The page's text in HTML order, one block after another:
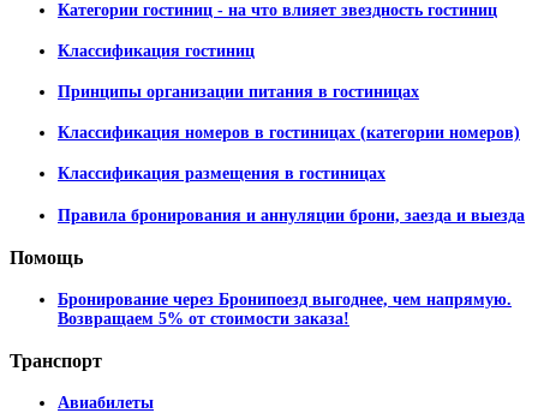
Категории гостиниц - на что влияет звездность гостиниц
Классификация гостиниц
Принципы организации питания в гостиницах
Классификация номеров в гостиницах (категории номеров)
Классификация размещения в гостиницах
Правила бронирования и аннуляции брони, заезда и выезда
Помощь
Бронирование через Бронипоезд выгоднее, чем напрямую.
Возвращаем 5% от стоимости заказа!
Транспорт
Авиабилеты